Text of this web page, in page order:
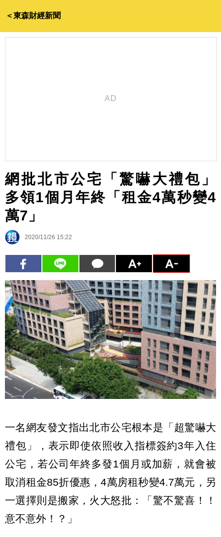
＜東森財經新聞
網批北市公宅「驚嚇大禮包」
多領1個月年終「租金4萬秒變4
萬7」
2020/11/26 15:22
一名網友發文指出北市公宅根本是「超驚嚇大
禮包」，表示即使依照收入指標簽約3年入住
公宅，若公司年終多發1個月或加薪，就會被
取消租金85折優惠，4萬房租秒變4.7萬元，另
一選擇則是搬家，火大怒批：「驚不驚喜！！
意不意外！？」